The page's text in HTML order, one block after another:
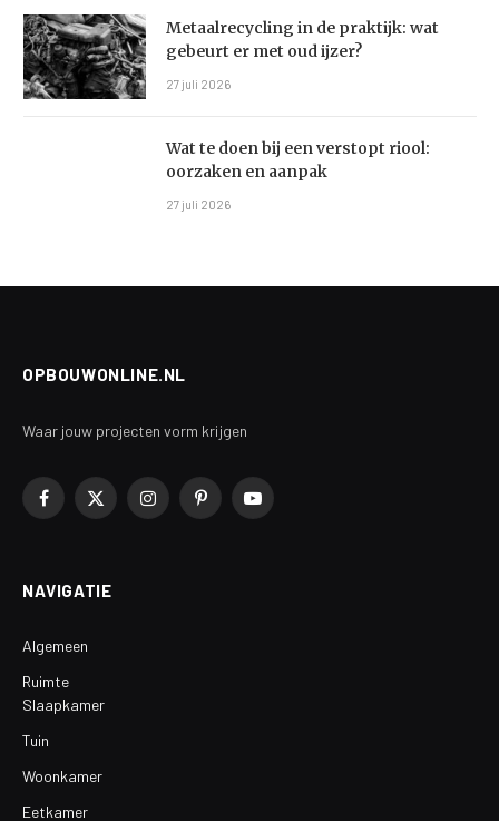
Metaalrecycling in de praktijk: wat
gebeurt er met oud ijzer?
27 juli 2026
Wat te doen bij een verstopt riool:
oorzaken en aanpak
27 juli 2026
OPBOUWONLINE.NL
Waar jouw projecten vorm krijgen
Facebook
X
InstagramPinterestYouTube
NAVIGATIE
Algemeen
Ruimte
Slaapkamer
Tuin
Woonkamer
Eetkamer